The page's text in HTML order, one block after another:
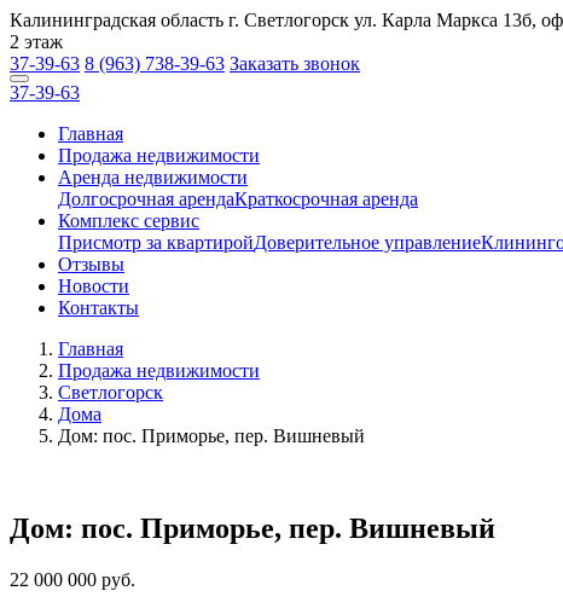
Калининградская область г. Светлогорск ул. Карла Маркса 13б,
2 этаж
37-39-63 8 (963) 738-39-63 Заказать звонок
37-39-63
Главная
Продажа недвижимости
Аренда недвижимости
Долгосрочная арендаКраткосрочная аренда
Комплекс сервис
Присмотр за квартиройДоверительное управление
Отзывы
Новости
Контакты
Главная
Продажа недвижимости
Светлогорск
Дома
Дом: пос. Приморье, пер. Вишневый
Дом: пос. Приморье, пер. Вишневый
22 000 000 руб.